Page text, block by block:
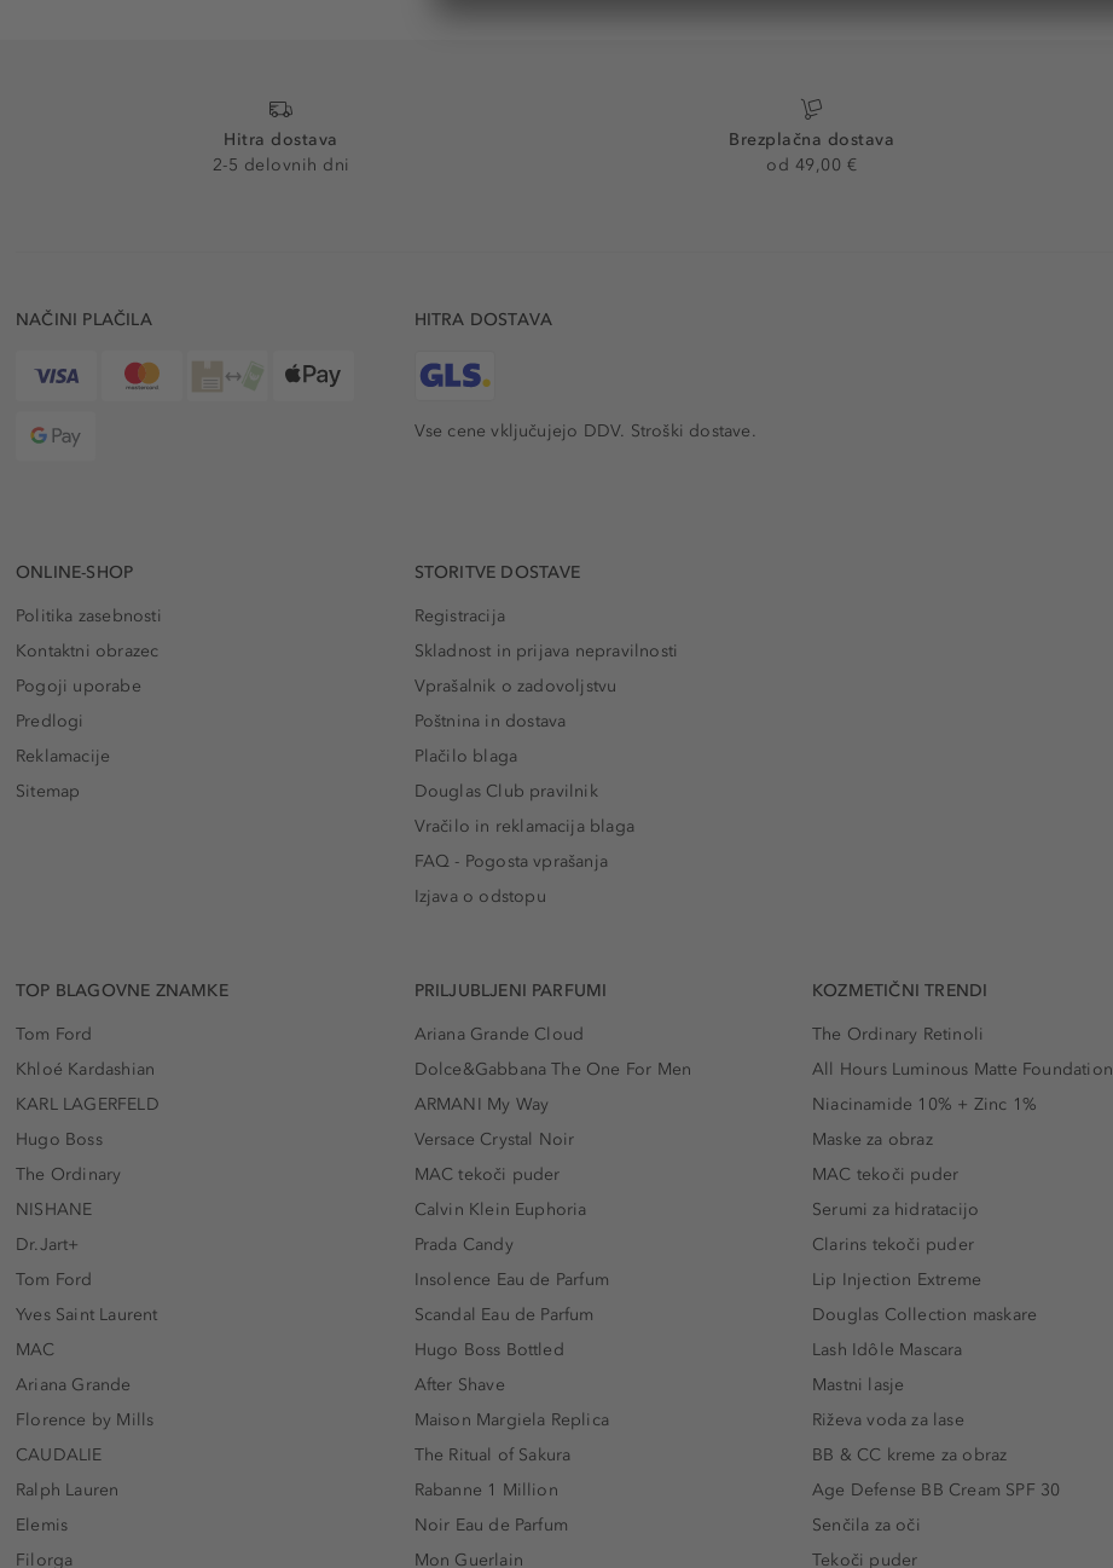
Hitra dostava
2-5 delovnih dni
Brezplačna dostava
od 49,00 €
NAČINI PLAČILA HITRA DOSTAVA
Vse cene vključujejo DDV. Stroški dostave.
ONLINE-SHOP
Politika zasebnosti
Kontaktni obrazec
Pogoji uporabe
Predlogi
Reklamacije
Sitemap
STORITVE DOSTAVE
Registracija
Skladnost in prijava nepravilnosti
Vprašalnik o zadovoljstvu
Poštnina in dostava
Plačilo blaga
Douglas Club pravilnik
Vračilo in reklamacija blaga
FAQ - Pogosta vprašanja
Izjava o odstopu
TOP BLAGOVNE ZNAMKE
Tom Ford
Khloé Kardashian
KARL LAGERFELD
Hugo Boss
The Ordinary
NISHANE
Dr.Jart+
Tom Ford
Yves Saint Laurent
MAC
Ariana Grande
Florence by Mills
CAUDALIE
Ralph Lauren
Elemis
Filorga
PRILJUBLJENI PARFUMI
Ariana Grande Cloud
Dolce&Gabbana The One For Men
ARMANI My Way
Versace Crystal Noir
MAC tekoči puder
Calvin Klein Euphoria
Prada Candy
Insolence Eau de Parfum
Scandal Eau de Parfum
Hugo Boss Bottled
After Shave
Maison Margiela Replica
The Ritual of Sakura
Rabanne 1 Million
Noir Eau de Parfum
Mon Guerlain
KOZMETIČNI TRENDI
The Ordinary Retinoli
All Hours Luminous Matte Foundation
Niacinamide 10% + Zinc 1%
Maske za obraz
MAC tekoči puder
Serumi za hidratacijo
Clarins tekoči puder
Lip Injection Extreme
Douglas Collection maskare
Lash Idôle Mascara
Mastni lasje
Riževa voda za lase
BB & CC kreme za obraz
Age Defense BB Cream SPF 30
Senčila za oči
Tekoči puder